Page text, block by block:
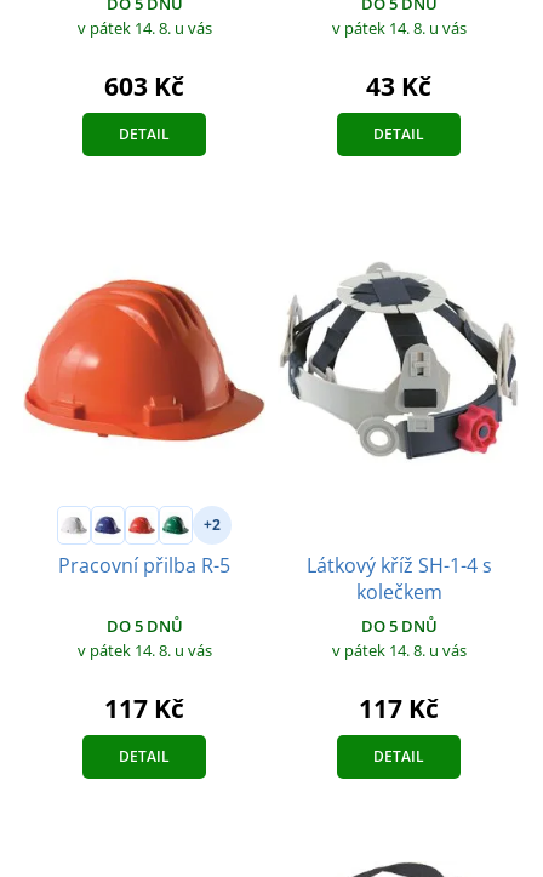
v pátek 14. 8. u vás
603 Kč
DETAIL
v pátek 14. 8. u vás
43 Kč
DETAIL
+2
Pracovní přilba R-5
DO 5 DNŮ
v pátek 14. 8. u vás
117 Kč
DETAIL
Látkový kříž SH-1-4 s
kolečkem
DO 5 DNŮ
v pátek 14. 8. u vás
117 Kč
DETAIL